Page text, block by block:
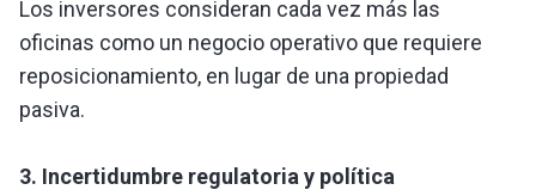
Los inversores consideran cada vez más las
oficinas como un negocio operativo que requiere
reposicionamiento, en lugar de una propiedad
pasiva.
3. Incertidumbre regulatoria y política